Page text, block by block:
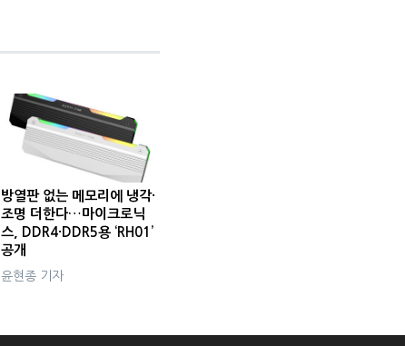
방열판 없는 메모리에 냉각·
조명 더한다…마이크로닉
스, DDR4·DDR5용 ‘RH01’
공개
윤현종 기자